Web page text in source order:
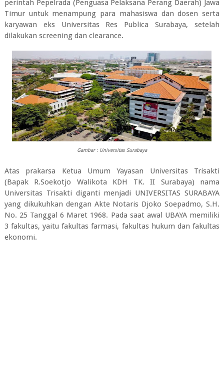
perintah Pepelrada (Penguasa Pelaksana Perang Daerah) Jawa
Timur untuk menampung para mahasiswa dan dosen serta
karyawan eks Universitas Res Publica Surabaya, setelah
dilakukan screening dan clearance.
Gambar : Universitas Surabaya
Atas prakarsa Ketua Umum Yayasan Universitas Trisakti
(Bapak R.Soekotjo Walikota KDH TK. II Surabaya) nama
Universitas Trisakti diganti menjadi UNIVERSITAS SURABAYA
yang dikukuhkan dengan Akte Notaris Djoko Soepadmo, S.H.
No. 25 Tanggal 6 Maret 1968. Pada saat awal UBAYA memiliki
3 fakultas, yaitu fakultas farmasi, fakultas hukum dan fakultas
ekonomi.